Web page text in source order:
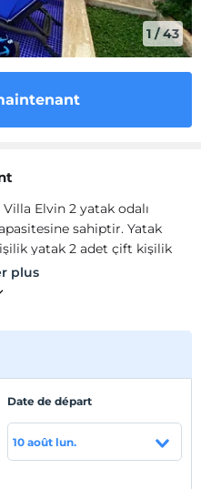
1 /43
Elvin 2 yatak odalı
sahiptir. Yatak
yatak 2 adet çift kişilik
sahip villamızın salon
havuzlu oldukça geniş
Aynı zamanda
Markete
plus
Date de départ
10 août lun.